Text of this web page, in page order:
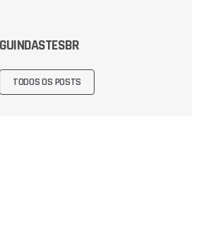
GUINDASTESBR
TODOS OS POSTS